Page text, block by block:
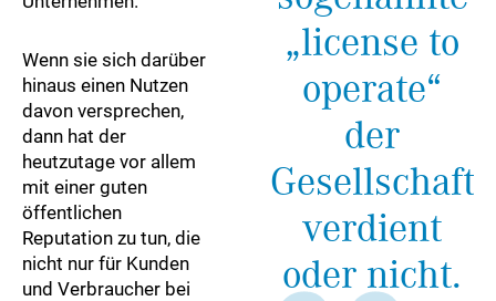
„license to
operate“
der
Gesellschaft
verdient
oder nicht.
Wenn sie sich darüber
hinaus einen Nutzen
davon versprechen,
dann hat der
heutzutage vor allem
mit einer guten
öffentlichen
Reputation zu tun, die
nicht nur für Kunden
und Verbraucher bei